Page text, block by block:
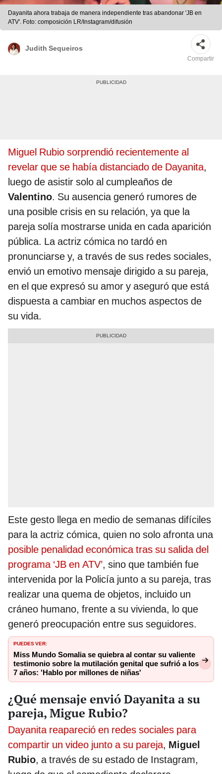
Dayanita ahora trabaja de manera independiente tras abandonar 'JB en
ATV'. Foto: composición LR/Instagram/difusión
Judith Sequeiros
Compartir
Miguel Rubio sorprendió recientemente al
revelar que se había distanciado de Dayanita,
luego de asistir solo al cumpleaños de
Valentino. Su ausencia generó rumores de
una posible crisis en su relación, ya que la
pareja solía mostrarse unida en cada aparición
pública. La actriz cómica no tardó en
pronunciarse y, a través de sus redes sociales,
envió un emotivo mensaje dirigido a su pareja,
en el que expresó su amor y aseguró que está
dispuesta a cambiar en muchos aspectos de
su vida.
Este gesto llega en medio de semanas difíciles
para la actriz cómica, quien no solo afronta una
posible penalidad económica tras su salida del
programa ‘JB en ATV’, sino que también fue
intervenida por la Policía junto a su pareja, tras
realizar una quema de objetos, incluido un
cráneo humano, frente a su vivienda, lo que
generó preocupación entre sus seguidores.
PUEDES VER:
Miss Mundo Somalia se quiebra al contar su valiente
testimonio sobre la mutilación genital que sufrió a los
7 años: 'Hablo por millones de niñas'
¿Qué mensaje envió Dayanita a su
pareja, Migue Rubio?
Dayanita reapareció en redes sociales para
compartir un video junto a su pareja, Miguel
Rubio, a través de su estado de Instagram,